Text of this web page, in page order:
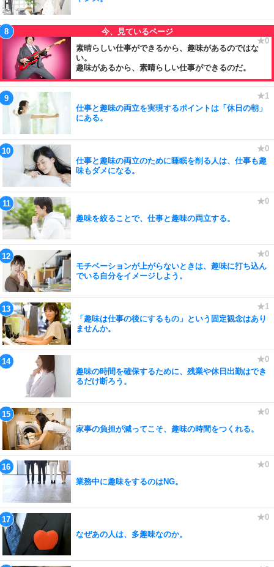
素晴らしい仕事ができるから、趣味があるのではな
い。
趣味があるから、素晴らしい仕事ができるのだ。
仕事と趣味の両立を実現するポイントは「休日の朝」
にある。
仕事と趣味の両立のために睡眠を削る人は、仕事も趣
味もダメになる。
趣味を絞ることで、仕事と趣味の両立する。
モチベーションが上がらないときは、趣味に打ち込ん
でいる自分をイメージしよう。
「趣味は仕事の後にするもの」という固定観念はあり
ませんか。
趣味の時間を確保するために、残業や休日出勤はでき
るだけ断ろう。
家事の負担が減ってこそ、趣味の時間をつくれる。
業務中に趣味をするのはNG。
なぜあの人は、多趣味なのか。